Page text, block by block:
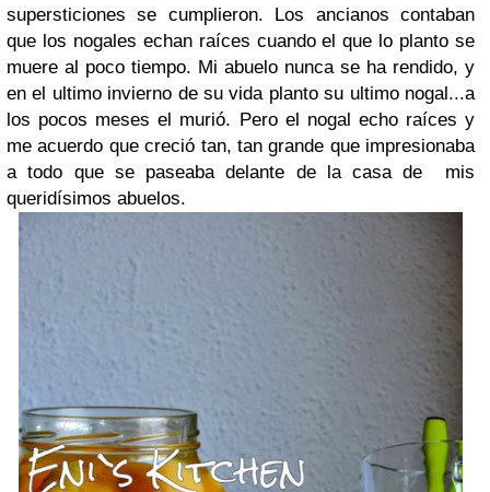
supersticiones se cumplieron. Los ancianos contaban
que los nogales echan raíces cuando el que lo planto se
muere al poco tiempo. Mi abuelo nunca se ha rendido, y
en el ultimo invierno de su vida planto su ultimo nogal...a
los pocos meses el murió. Pero el nogal echo raíces y
me acuerdo que creció tan, tan grande que impresionaba
a todo que se paseaba delante de la casa de mis
queridísimos abuelos.